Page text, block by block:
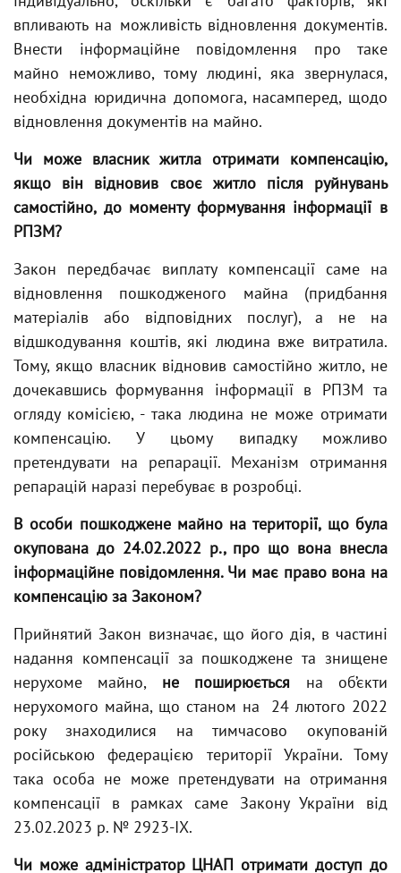
впливають на можливість відновлення документів.
Внести інформаційне повідомлення про таке
майно неможливо, тому людині, яка звернулася,
необхідна юридична допомога, насамперед, щодо
відновлення документів на майно.
Чи може власник житла отримати компенсацію,
якщо він відновив своє житло після руйнувань
самостійно, до моменту формування інформації в
РПЗМ?
Закон передбачає виплату компенсації саме на
відновлення пошкодженого майна (придбання
матеріалів або відповідних послуг), а не на
відшкодування коштів, які людина вже витратила.
Тому, якщо власник відновив самостійно житло, не
дочекавшись формування інформації в РПЗМ та
огляду комісією, - така людина не може отримати
компенсацію. У цьому випадку можливо
претендувати на репарації. Механізм отримання
репарацій наразі перебуває в розробці.
В особи пошкоджене майно на території, що була
окупована до 24.02.2022 р., про що вона внесла
інформаційне повідомлення. Чи має право вона на
компенсацію за Законом?
Прийнятий Закон визначає, що його дія, в частині
надання компенсації за пошкоджене та знищене
нерухоме майно, не поширюється на об’єкти
нерухомого майна, що станом на 24 лютого 2022
року знаходилися на тимчасово окупованій
російською федерацією території України. Тому
така особа не може претендувати на отримання
компенсації в рамках саме Закону України від
23.02.2023 р. № 2923-IX.
Чи може адміністратор ЦНАП отримати доступ до